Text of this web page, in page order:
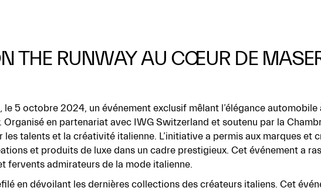
THE RUNWAY AU CŒUR DE
5 octobre 2024, un événement exclusif mêlant l’élégance automobile
. Organisé en partenariat avec IWG Switzerland et soutenu par la
les talents et la créativité italienne. L’initiative a permis aux marques et
et produits de luxe dans un cadre prestigieux. Cet événement a
fervents admirateurs de la mode italienne.
en dévoilant les dernières collections des créateurs italiens. Cet